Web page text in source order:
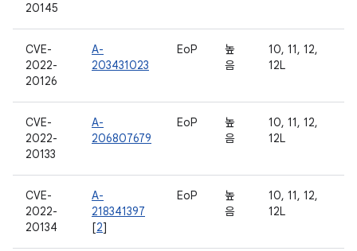
20145
CVE-
2022-
20126
A-
203431023
EoP
높
음
10, 11, 12,
12L
CVE-
2022-
20133
A-
206807679
EoP
높
음
10, 11, 12,
12L
CVE-
2022-
20134
A-
218341397
[2]
EoP
높
음
10, 11, 12,
12L